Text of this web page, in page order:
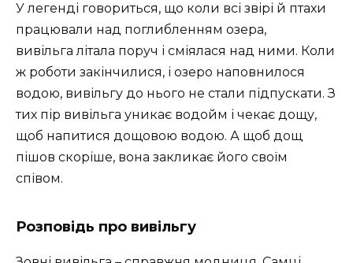
У легенді говориться, що коли всі звірі й птахи
працювали над поглибленням озера,
вивільга літала поруч і сміялася над ними. Коли
ж роботи закінчилися, і озеро наповнилося
водою, вивільгу до нього не стали підпускати. З
тих пір вивільга уникає водойм і чекає дощу,
щоб напитися дощовою водою. А щоб дощ
пішов скоріше, вона закликає його своїм
співом.
Розповідь про вивільгу